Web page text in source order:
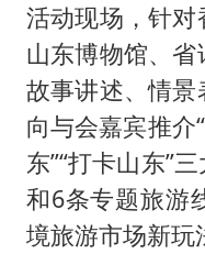
活动现场，针对
山东博物馆、
故事讲述、情景
向与会嘉宾推介
东”“打卡山东”
和6条专题旅游
境旅游市场新玩